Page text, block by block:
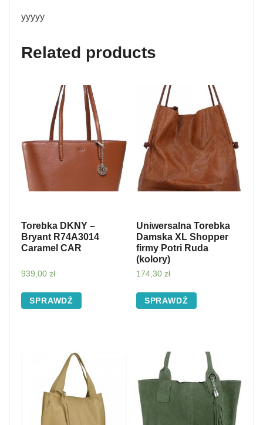
yyyyy
Related products
Torebka DKNY –
Bryant R74A3014
Caramel CAR
939,00 zł
SPRAWDŹ
Uniwersalna Torebka
Damska XL Shopper
firmy Potri Ruda
(kolory)
174,30 zł
SPRAWDŹ